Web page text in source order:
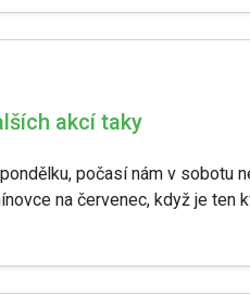
akcí taky
počasí nám v
na červenec, když je ten